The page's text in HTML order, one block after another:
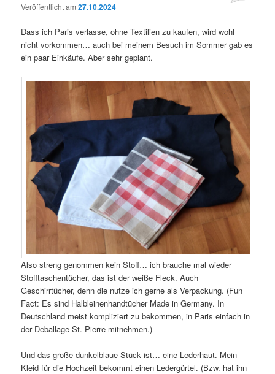
Veröffentlicht am27.10.2024
Dass ich Paris verlasse, ohne Textilien zu kaufen, wird wohl
nicht vorkommen… auch bei meinem Besuch im Sommer gab es
ein paar Einkäufe. Aber sehr geplant.
Also streng genommen kein Stoff… ich brauche mal wieder
Stofftaschentücher, das ist der weiße Fleck. Auch
Geschirrtücher, denn die nutze ich gerne als Verpackung. (Fun
Fact: Es sind Halbleinenhandtücher Made in Germany. In
Deutschland meist kompliziert zu bekommen, in Paris einfach in
der Deballage St. Pierre mitnehmen.)
Und das große dunkelblaue Stück ist… eine Lederhaut. Mein
Kleid für die Hochzeit bekommt einen Ledergürtel. (Bzw. hat ihn